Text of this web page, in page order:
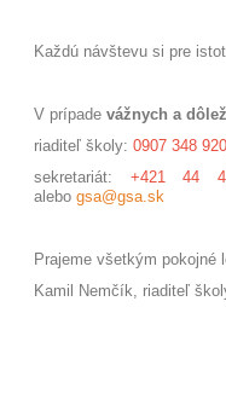
Každú návštevu si pre
V prípadevážnych a
riaditeľ školy:0907 348 920
sekretariát: +421 44
alebo gsa@gsa.sk
Prajeme všetkým pokojné
Kamil Nemčík, riaditeľ